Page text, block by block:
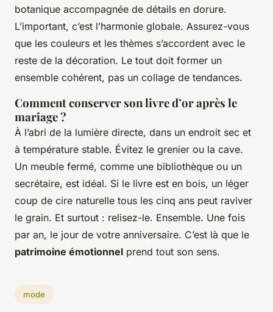
botanique accompagnée de détails en dorure.
L’important, c’est l’harmonie globale. Assurez-vous
que les couleurs et les thèmes s’accordent avec le
reste de la décoration. Le tout doit former un
ensemble cohérent, pas un collage de tendances.
Comment conserver son livre d’or après le
mariage ?
À l’abri de la lumière directe, dans un endroit sec et
à température stable. Évitez le grenier ou la cave.
Un meuble fermé, comme une bibliothèque ou un
secrétaire, est idéal. Si le livre est en bois, un léger
coup de cire naturelle tous les cinq ans peut raviver
le grain. Et surtout : relisez-le. Ensemble. Une fois
par an, le jour de votre anniversaire. C’est là que le
patrimoine émotionnel prend tout son sens.
mode